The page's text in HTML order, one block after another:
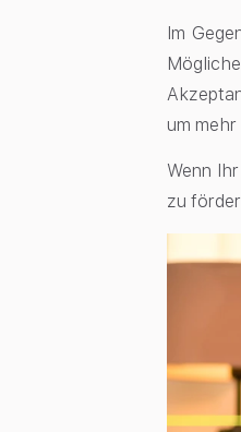
Im
um
Wenn
zu